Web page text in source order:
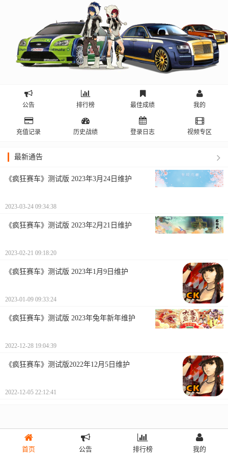
公告 排行榜 最佳成绩 我的
充值记录 历史战绩 登录日志 视频专区
最新通告
《疯狂赛车》测试版 2023年3月24日维护
2023-03-24 09:34:38
《疯狂赛车》测试版 2023年2月21日维护
2023-02-21 09:18:20
《疯狂赛车》测试版 2023年1月9日维护
2023-01-09 09:33:24
《疯狂赛车》测试版 2023年兔年新年维护
2022-12-28 19:04:39
《疯狂赛车》测试版2022年12月5日维护
2022-12-05 22:12:41
首页 公告 排行榜 我的